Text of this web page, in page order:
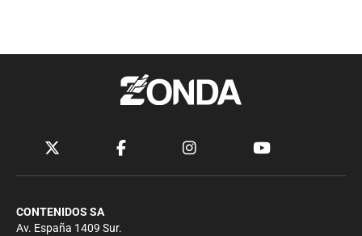
CONTENIDOS SA
Av. España 1409 Sur.